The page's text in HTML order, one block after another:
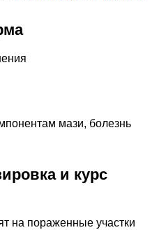
мази, болезнь
и курс
на пораженные участки